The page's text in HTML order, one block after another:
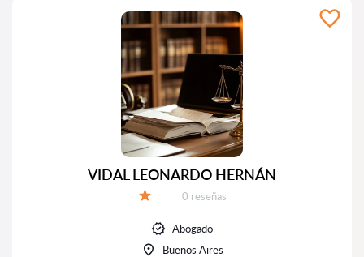
VIDAL LEONARDO HERNÁN
Número de reseñas:
0 reseñas
Abogado
Buenos Aires